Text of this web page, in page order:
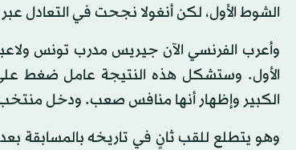
الشوط الأول، لكن أنغولا نجحت في التعادل عبر
وأعرب الفرنسي الآن جيريس مدرب تونس
الأول. وستشكل هذه النتيجة عامل ضغط
الكبير وإظهار أنها منافس صعب. ودخل منتخب تونس